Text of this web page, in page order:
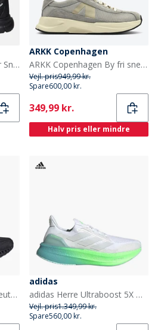
JACK & JONES Herre Tylor Sneakers Sort
ARKK Copenhagen
ARKK Copenhagen By fri sneakers Dove Cream
Vejl. pris949,99 kr.
Spare600,00 kr.
Current
349,99 kr.
Halv pris eller mindre
adidas Herre 4DFWD 4 Neutral Løbesko Core Black/Core Black/Core Black
adidas
adidas Herre Ultraboost 5X Neutrale Løbesko Cloud White/Dash Grey/Lime Burst
Vejl. pris1.349,99 kr.
Spare560,00 kr.